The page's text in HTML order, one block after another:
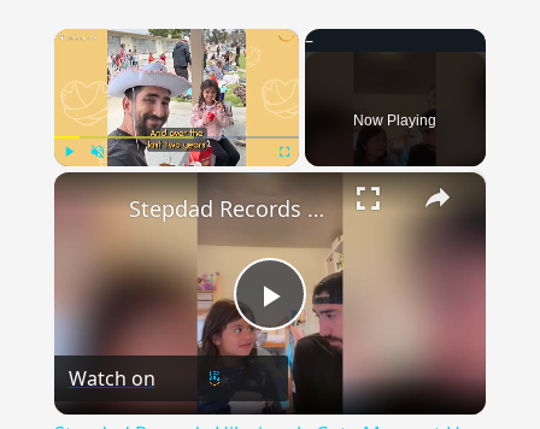
×
Now Playing
×
Play
Video
Stepdad Records Hilariously Cute Moment He Asks Stepdaughter's Permission To Marry Her Mom | Happily TV
Watch on